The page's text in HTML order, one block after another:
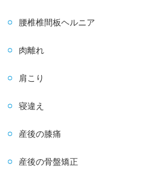
腰椎椎間板ヘルニア
肉離れ
肩こり
寝違え
産後の膝痛
産後の骨盤矯正